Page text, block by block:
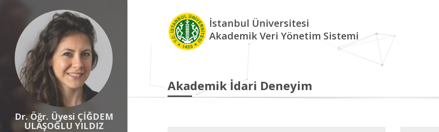
Dr. Öğr. Üyesi ÇİĞDEM
ULAŞOĞLU YILDIZ
İstanbul Üniversitesi
Akademik Veri Yönetim Sistemi
Akademik İdari Deneyim